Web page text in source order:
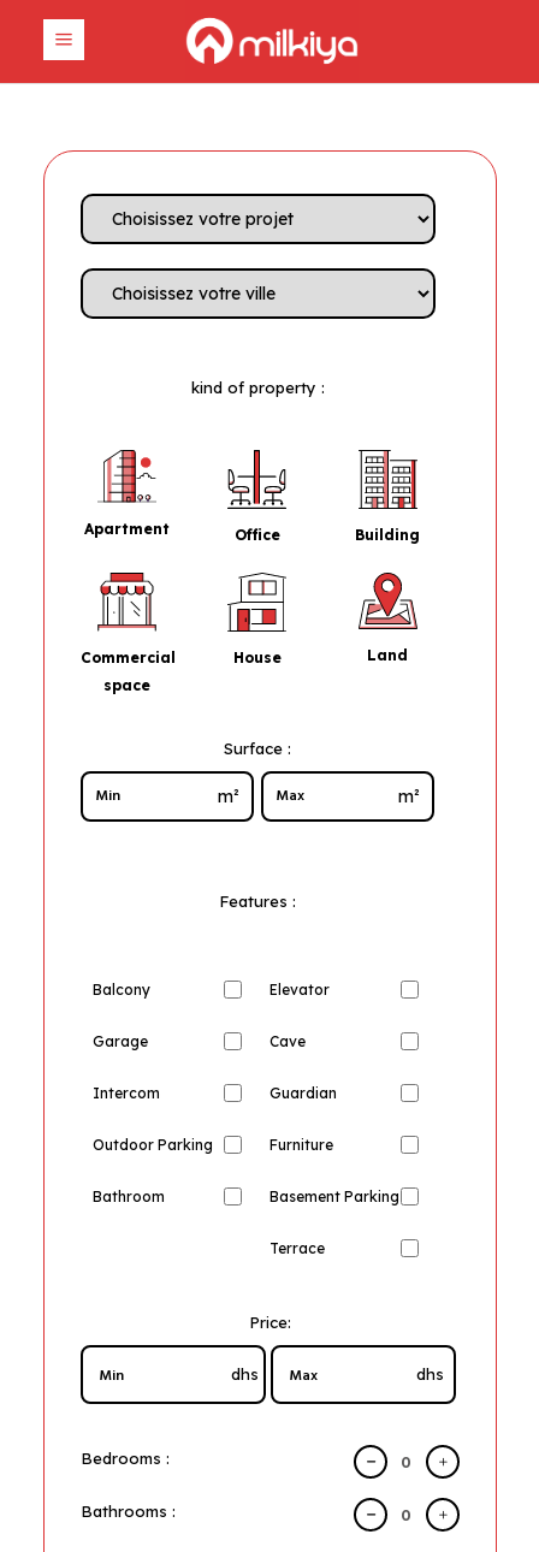
kind of property :
Apartment Office Building
Commercial
space
House Land
Surface :
m² m²
Features :
Elevator
Balcony
Cave
Garage
Guardian
Intercom
Furniture
Outdoor Parking
Basement Parking
Bathroom
Terrace
Price:
dhs dhs
Bedrooms :
Bathrooms :